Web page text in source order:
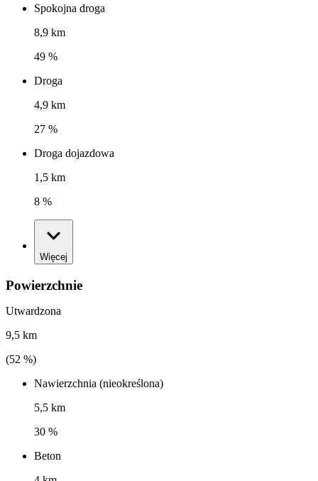
Spokojna droga
8,9 km
49 %
Droga
4,9 km
27 %
Droga dojazdowa
1,5 km
8 %
Więcej
Powierzchnie
Utwardzona
9,5 km
(52 %)
Nawierzchnia (nieokreślona)
5,5 km
30 %
Beton